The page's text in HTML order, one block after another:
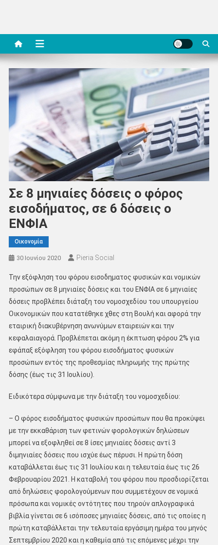
Σε 8 μηνιαίες δόσεις o φόρος
εισοδήματος, σε 6 δόσεις ο
ΕΝΦΙΑ
Οικονομία
30 Ιουνίου 2020 Pieria Social
Την εξόφληση του φόρου εισοδηματος φυσικών και νομικών
προσώπων σε 8 μηνιαίες δόσεις και του ΕΝΦΙΑ σε 6 μηνιαίες
δόσεις προβλέπει διάταξη του νομοσχεδίου του υπουργείου
Οικονομικών που κατατέθηκε χθες στη Βουλή και αφορά την
εταιρική διακυβέρνηση ανωνύμων εταιρειών και την
κεφαλαιαγορά. Προβλέπεται ακόμη η έκπτωση φόρου 2% για
εφάπαξ εξόφληση του φόρου εισοδήματος φυσικών
προσώπων εντός της προθεσμίας πληρωμής της πρώτης
δόσης (έως τις 31 Ιουλίου).
Ειδικότερα σύμφωνα με την διάταξη του νομοσχεδίου:
– Ο φόρος εισοδήματος φυσικών προσώπων που θα προκύψει
με την εκκαθάριση των φετινών φορολογικών δηλώσεων
μπορεί να εξοφληθεί σε 8 ίσες μηνιαίες δόσεις αντί 3
διμηνιαίες δόσεις που ισχύε έως πέρυσι. Η πρώτη δόση
καταβάλλεται έως τις 31 Ιουλίου και η τελευταία έως τις 26
Φεβρουαρίου 2021. Η καταβολή του φόρου που προσδιορίζεται
από δηλώσεις φορολογούμενων που συμμετέχουν σε νομικά
πρόσωπα και νομικές οντότητες που τηρούν απλογραφικά
βιβλία γίνεται σε 6 ισόποσες μηνιαίες δόσεις, από τις οποίες η
πρώτη καταβάλλεται την τελευταία εργάσιμη ημέρα του μηνός
Σεπτεμβρίου 2020 και η καθεμία από τις επόμενες μέχρι την